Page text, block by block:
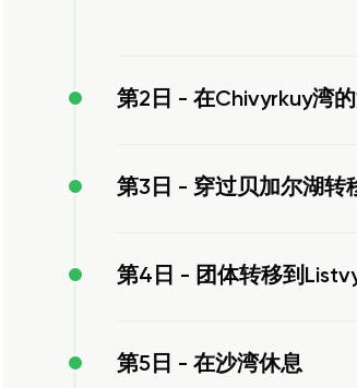
第2日 - 在Chivyrkuy湾
第3日 - 穿过贝加尔湖转
第4日 - 团体转移到
第5日 - 在沙湾休息